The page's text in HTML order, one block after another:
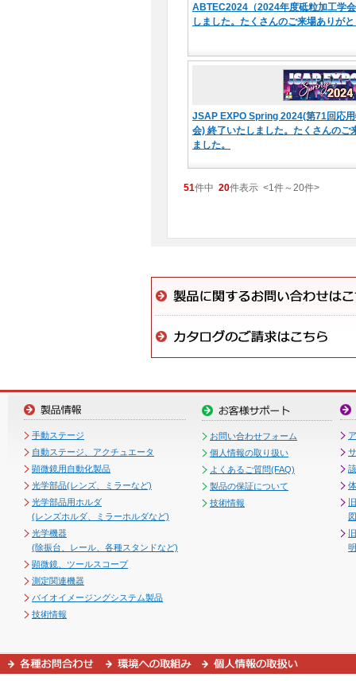
ABTEC2024（2024年度砥粒加工学
しました。たくさんのご来場ありが
JSAP EXPO Spring 2024(第71回応
会) 終了いたしました。たくさんのご
ました。
51件中 20件表示 <1件～20件>
手動ステージ
自動ステージ、アクチュエータ
顕微鏡用自動化製品
光学部品(レンズ、ミラーなど)
光学部品用ホルダ
(レンズホルダ、ミラーホルダなど)
光学機器
(除振台、レール、各種スタンドなど)
顕微鏡、ツールスコープ
測定関連機器
バイオイメージングシステム製品
技術情報
お問い合わせフォーム
個人情報の取り扱い
よくあるご質問(FAQ)
製品の保証について
技術情報